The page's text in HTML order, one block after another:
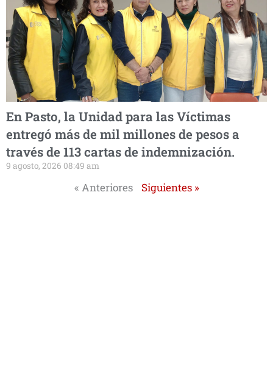
En Pasto, la Unidad para las Víctimas
entregó más de mil millones de pesos a
través de 113 cartas de indemnización.
9 agosto, 2026 08:49 am
« Anteriores Siguientes »